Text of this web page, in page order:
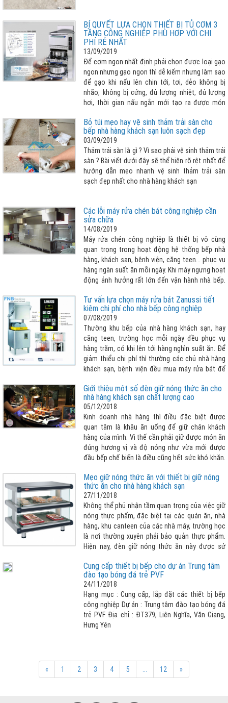
mới của Đức để phục vụ quá trình sản xuất thiết
bị chất lượng cao.
BÍ QUYẾT LỰA CHỌN THIẾT BỊ TỦ CƠM 3
TẦNG CÔNG NGHIỆP PHÙ HỢP VỚI CHI
PHÍ RẺ NHẤT
13/09/2019
Để cơm ngon nhất định phải chọn được loại gạo
ngon nhưng gạo ngon thì dễ kiếm nhưng làm sao
để gạo khi nấu lên chin tới, tơi, dẻo không bị
nhão, không bị cứng, đủ lượng nhiệt, đủ lượng
hơi, thời gian nấu ngắn mới tạo ra được món
BỊ NẤU CƠM TỐT, PHÙ HỢP QUYẾT ĐỊNH ĐẾN 80%
CƠM NGON”. Vậy lựa chọn tủ cơm 3 tầng cho
nhà bếp công nghiệp như thế nào cho phù hợp
với chi phí rẻ nhất, xin vui lòng tham khảo bài viết
dưới đây
Bỏ túi mẹo hay vệ sinh thảm trải sàn cho
bếp nhà hàng khách sạn luôn sạch đẹp
03/09/2019
Thảm trải sàn là gì ? Vì sao phải vệ sinh thảm trải
sàn ? Bài viết dưới đây sẽ thể hiện rõ rệt nhất để
hướng dẫn mẹo nhanh vệ sinh thảm trải sàn
sạch đẹp nhất cho nhà hàng khách sạn
Các lỗi máy rửa chén bát công nghiệp cần
sửa chữa
14/08/2019
Máy rửa chén công nghiệp là thiết bị vô cùng
quan trọng trong hoạt động hệ thống bếp nhà
hàng, khách sạn, bệnh viện, căng teen... phục vụ
hàng ngàn suất ăn mỗi ngày. Khi máy ngưng hoạt
động ảnh hưởng rất lớn đến vận hành nhà bếp.
chén công nghiệp để khắc phục sớm ? Bài viết
sau đây giúp khách hàng nhận biết cần tham
khảo thêm :
Tư vấn lựa chọn máy rửa bát Zanussi tiết
kiệm chi phí cho nhà bếp công nghiệp
07/08/2019
Thường khu bếp của nhà hàng khách sạn, hay
căng teen, trường học mỗi ngày đều phục vụ
hàng trăm, có khi lên tới hàng nghìn suất ăn. Để
giảm thiểu chi phí thì thường các chủ nhà hàng
khách sạn, bệnh viện đều mua máy rửa bát để
bếp khác cần phải rửa sạch mỗi ngày. Nhưng lựa
chọn máy rửa bát như thế nào cho phù hợp với
bài toán vừa tiết kiệm chi phí tối đa nhất có thể
vừa đảm bảo vệ sinh sạch sẽ chén bát , nhanh
chóng, dễ dàng thao tác... FNB Solutions xin giới
thiệu dòng máy rửa bát công nghiệp Zanussi
chính là một trong những lời giải vô cùng hợp lý
cho vấn đề mà doanh nghiệp đang gặp phải !
Giới thiệu một số đèn giữ nóng thức ăn cho
nhà hàng khách sạn chất lượng cao
05/12/2018
Kinh doanh nhà hàng thì điều đặc biệt được
quan tâm là khâu ăn uống để giữ chân khách
hàng của mình. Vì thế cần phải giữ được món ăn
đúng hương vị và độ nóng như vừa mới được
đầu bếp chế biến là điều cũng hết sức khó khăn.
lớn thì đèn giữ nóng thức ăn là lựa chọn tuyệt
vời nhất cho nhà hàng khách sạn của bạn.
Mẹo giữ nóng thức ăn với thiết bị giữ nóng
thức ăn cho nhà hàng khách sạn
27/11/2018
Không thể phủ nhận tầm quan trọng của việc giữ
nóng thực phẩm, đặc biệt tại các quán ăn, nhà
hàng, khu canteen của các nhà máy, trường học
là nơi thường xuyên phải bảo quản thực phẩm.
Hiện nay, đèn giữ nóng thức ăn này được sử
gì là đáng ngạc nhiên bởi thiết bị giữ nóng thức
ăn có nhiều ưu điểm nổi bật như: Đều được làm
từ inox cao cấp, không gỉ sét, có thiết kế phù
hợp với nhu cầu sử dụng, thiết bị được bảo ôn
chống thoát nhiệt, giúp tiết kiệm điện tối đa,
thuận tiện cho quá trình sử dụng, điều chỉnh
nhiệt độ theo ý muốn và cảm biết chống quá
Cung cấp thiết bị bếp cho dự án Trung tâm
đào tạo bóng đá trẻ PVF
24/11/2018
Hạng mục : Cung cấp, lắp đặt các thiết bị bếp
công nghiệp Dự án : Trung tâm đào tạo bóng đá
trẻ PVF Địa chỉ : ĐT379, Liên Nghĩa, Văn Giang,
Hưng Yên
« 1 2 3 4 5 ... 12 »